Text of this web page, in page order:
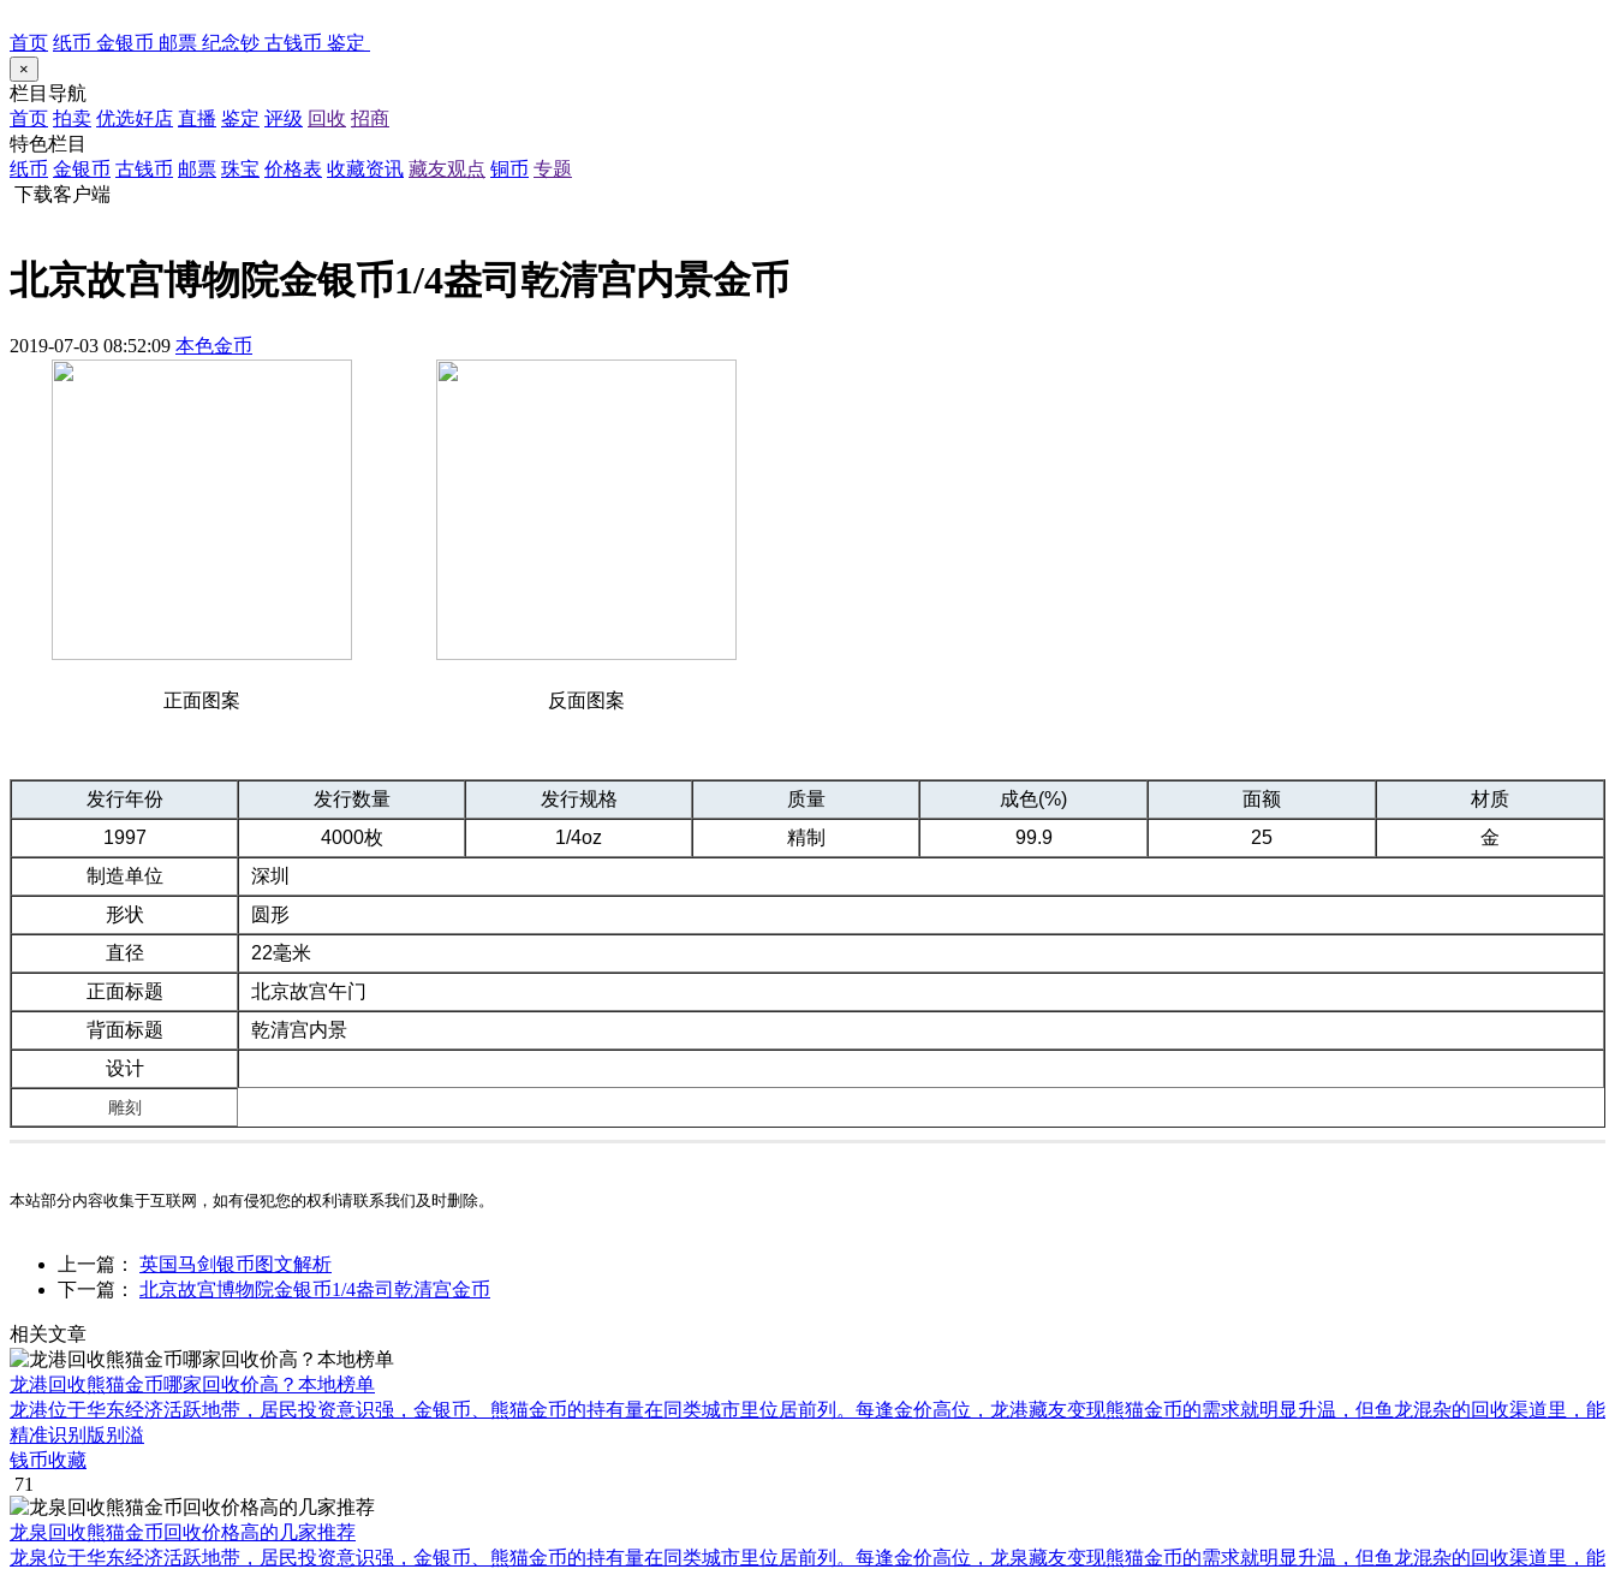
首页 纸币 金银币 邮票 纪念钞 古钱币 鉴定
×
栏目导航
首页 拍卖 优选好店 直播 鉴定 评级 回收 招商
特色栏目
纸币 金银币 古钱币 邮票 珠宝 价格表 收藏资讯 藏友观点 铜币 专题
下载客户端
北京故宫博物院金银币1/4盎司乾清宫内景金币
2019-07-03 08:52:09 本色金币
正面图案 反面图案
发行年份 发行数量 发行规格 质量 成色(%) 面额
材质
1997
4000枚 1/4oz 精制 99.9 25
金
制造单位
深圳
形状
圆形
直径
22毫米
正面标题
北京故宫午门
背面标题
乾清宫内景
设计
雕刻
本站部分内容收集于互联网，如有侵犯您的权利请联系我们及时删除。
上一篇： 英国马剑银币图文解析
下一篇： 北京故宫博物院金银币1/4盎司乾清宫金币
相关文章
龙港回收熊猫金币哪家回收价高？本地榜单
龙港位于华东经济活跃地带，居民投资意识强，金银币、熊猫金币的持有量在同类城市里位居前列。每逢金价高位，龙港藏友变现熊猫金币的需求就明显升温，但鱼龙混杂的回收渠道里，能
精准识别版别溢
钱币收藏
71
龙泉回收熊猫金币回收价格高的几家推荐
龙泉位于华东经济活跃地带，居民投资意识强，金银币、熊猫金币的持有量在同类城市里位居前列。每逢金价高位，龙泉藏友变现熊猫金币的需求就明显升温，但鱼龙混杂的回收渠道里，能